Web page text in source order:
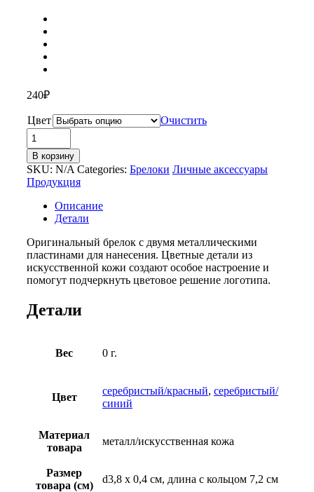
240₽
Цвет
Очистить
Количество
товара
Брелок
«Mars»
В корзину
SKU: N/A Categories: Брелоки Личные аксессуары
Продукция
Описание
Детали
Оригинальный брелок с двумя металлическими
пластинами для нанесения. Цветные детали из
искусственной кожи создают особое настроение и
помогут подчеркнуть цветовое решение логотипа.
Детали
Вес 0 г.
Цвет
серебристый/красный, серебристый/
синий
Материал
товара
металл/искусственная кожа
Размер
товара (см)
d3,8 х 0,4 см, длина с кольцом 7,2 см